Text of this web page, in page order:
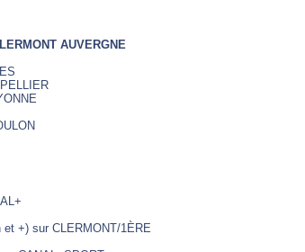
AUVERGNE
+) sur CLERMONT/1ÈRE